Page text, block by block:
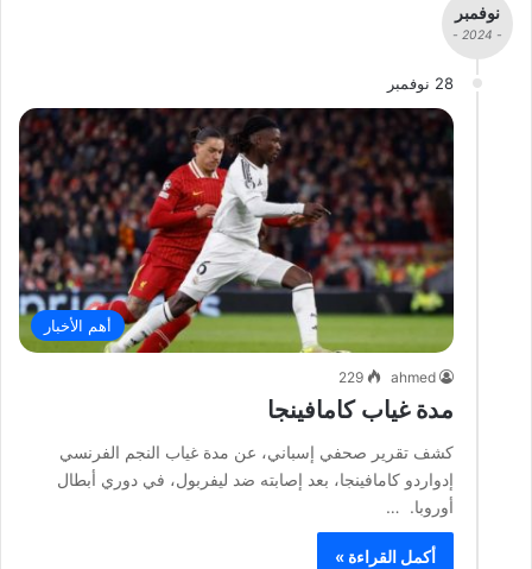
نوفمبر
- 2024 -
28 نوفمبر
أهم الأخبار
ahmed
229
مدة غياب كامافينجا
كشف تقرير صحفي إسباني، عن مدة غياب النجم الفرنسي
إدواردو كامافينجا، بعد إصابته ضد ليفربول، في دوري أبطال
أوروبا. …
أكمل القراءة »